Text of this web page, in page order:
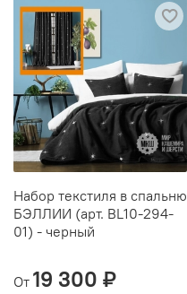
Набор текстиля в спальню
БЭЛЛИИ (арт. BL10-294-
01) - черный
От 19 300 ₽